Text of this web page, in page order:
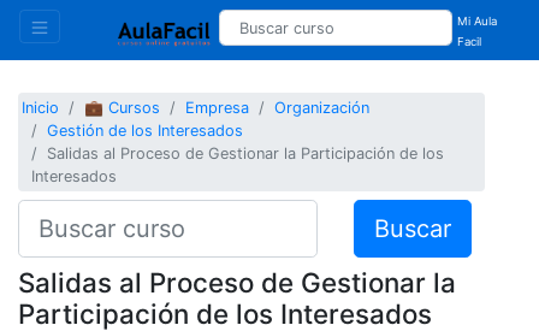
Mi Aula
Facil
Inicio 💼 Cursos Empresa
Organización
Gestión de los Interesados
Salidas al Proceso de Gestionar la Participación de los
Interesados
Buscar
Salidas al Proceso de Gestionar la
Participación de los Interesados